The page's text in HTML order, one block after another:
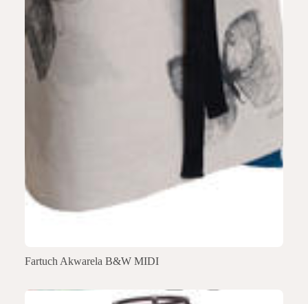
Fartuch Akwarela B&W MIDI